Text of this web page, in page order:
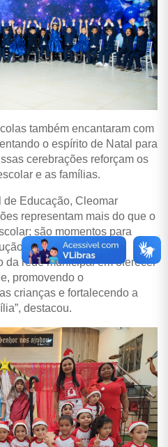
também encantaram com
o espírito de Natal para
cerebrações reforçam os
e as famílias.
de Educação, Cleomar
representam mais do que o
são momentos para
de cada estudante.
da rede municipal em oferecer
promovendo o
crianças e fortalecendo a
destacou.